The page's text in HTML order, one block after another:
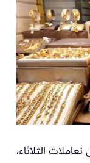
الثلاثاء،